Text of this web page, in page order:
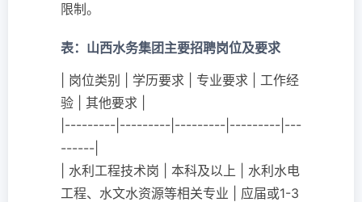
限制。
表：山西水务集团主要招聘岗位及要求
| 岗位类别 | 学历要求 | 专业要求 | 工作经
验 | 其他要求 |
|---------|---------|---------|---------|---
------|
| 水利工程技术岗 | 本科及以上 | 水利水电
工程、水文水资源等相关专业 | 应届或1-3